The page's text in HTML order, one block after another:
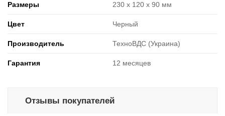
Размеры 230 x 120 x 90 мм
Цвет Черный
Производитель ТехноВДС (Украина)
Гарантия 12 месяцев
Отзывы покупателей